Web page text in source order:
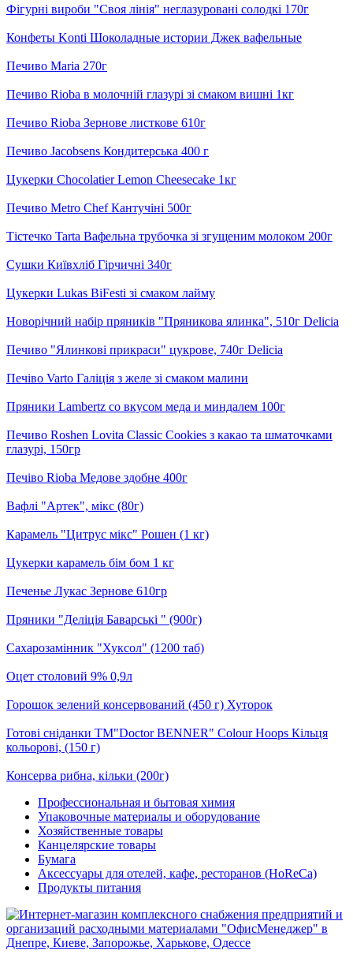
Фігурні вироби "Своя лінія" неглазуровані солодкі 170г
Конфеты Konti Шоколадные истории Джек вафельные
Печиво Maria 270г
Печиво Rioba в молочній глазурі зі смаком вишні 1кг
Печиво Rioba Зернове листкове 610г
Печиво Jacobsens Кондитерська 400 г
Цукерки Chocolatier Lemon Cheesecake 1кг
Печиво Metro Chef Кантучіні 500г
Тістечко Tarta Вафельна трубочка зі згущеним молоком 200г
Сушки Київхліб Гірчичні 340г
Цукерки Lukas BiFesti зі смаком лайму
Новорічний набір пряників "Пряникова ялинка", 510г Delicia
Печиво "Ялинкові прикраси" цукрове, 740г Delicia
Печіво Varto Галіція з желе зі смаком малини
Пряники Lambertz со вкусом меда и миндалем 100г
Печиво Roshen Lovita Classic Cookies з какао та шматочками
глазурі, 150гр
Печіво Rioba Медове здобне 400г
Вафлі "Артек", мікс (80г)
Карамель "Цитрус мікс" Рошен (1 кг)
Цукерки карамель бім бом 1 кг
Печенье Лукас Зернове 610гр
Пряники "Деліція Баварські " (900г)
Сахарозамінник "Хуксол" (1200 таб)
Оцет столовий 9% 0,9л
Горошок зелений консервований (450 г) Хуторок
Готові сніданки ТМ"Doctor BENNER" Colour Hoops Кільця
кольорові, (150 г)
Консерва рибна, кільки (200г)
Профессиональная и бытовая химия
Упаковочные материалы и оборудование
Хозяйственные товары
Канцелярские товары
Бумага
Аксессуары для отелей, кафе, ресторанов (HoReCa)
Продукты питания